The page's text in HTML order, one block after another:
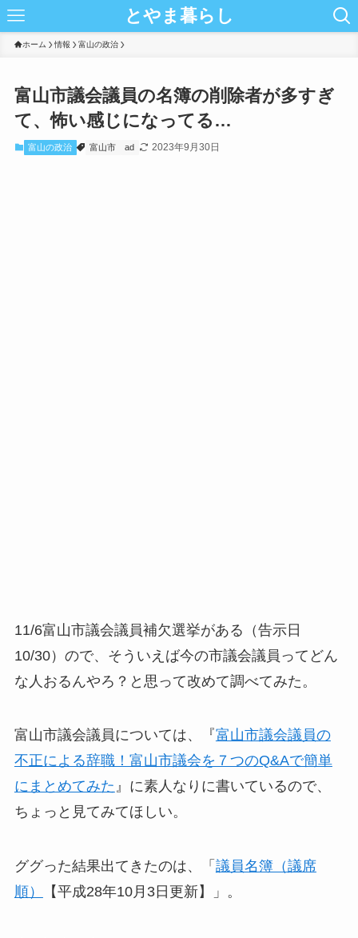
とやま暮らし
ホーム 情報 富山の政治
富山市議会議員の名簿の削除者が多すぎ
て、怖い感じになってる…
富山の政治 富山市 ad 2023年9月30日
11/6富山市議会議員補欠選挙がある（告示日
10/30）ので、そういえば今の市議会議員ってどん
な人おるんやろ？と思って改めて調べてみた。
富山市議会議員については、『富山市議会議員の
不正による辞職！富山市議会を７つのQ&Aで簡単
にまとめてみた 』に素人なりに書いているので、
ちょっと見てみてほしい。
ググった結果出てきたのは、「 議員名簿（議席
順）
【平成28年10月3日更新】」。